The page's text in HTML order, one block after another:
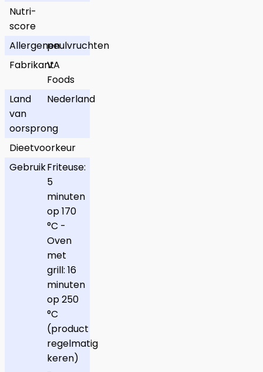
Nutri-
score
Allergenenpeulvruchten
FabrikantVA
Foods
Land
van
oorsprong
Nederland
Dieetvoorkeur
GebruikFriteuse:
5
minuten
op 170
°C -
Oven
met
grill: 16
minuten
op 250
°C
(product
regelmatig
keren)